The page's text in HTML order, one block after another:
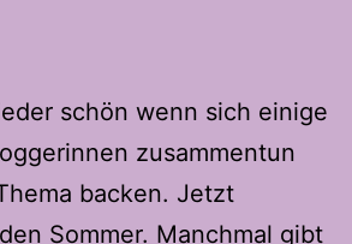
schön wenn sich einige
zusammentun
backen. Jetzt
Sommer. Manchmal gibt